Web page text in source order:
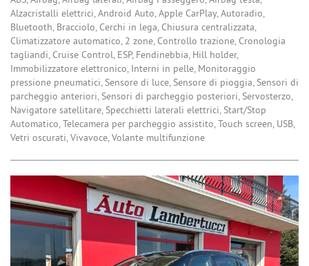
Alzacristalli elettrici, Android Auto, Apple CarPlay, Autoradio,
Bluetooth, Bracciolo, Cerchi in lega, Chiusura centralizzata,
Climatizzatore automatico, 2 zone, Controllo trazione, Cronologia
tagliandi, Cruise Control, ESP, Fendinebbia, Hill holder,
Immobilizzatore elettronico, Interni in pelle, Monitoraggio
pressione pneumatici, Sensore di luce, Sensore di pioggia, Sensori di
parcheggio anteriori, Sensori di parcheggio posteriori, Servosterzo,
Navigatore satellitare, Specchietti laterali elettrici, Start/Stop
Automatico, Telecamera per parcheggio assistito, Touch screen, USB,
Vetri oscurati, Vivavoce, Volante multifunzione